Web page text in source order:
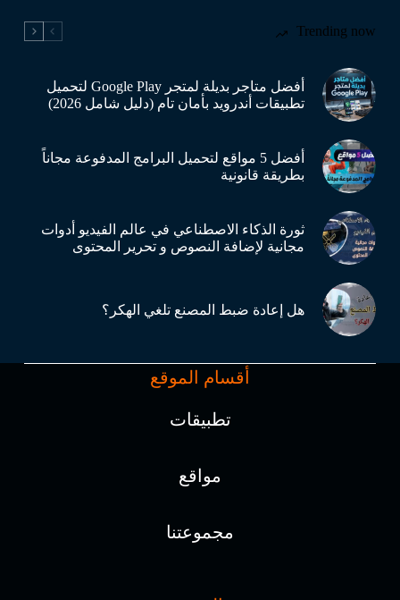
Trending now
أفضل متاجر بديلة لمتجر Google Play لتحميل
تطبيقات أندرويد بأمان تام (دليل شامل 2026)
أفضل 5 مواقع لتحميل البرامج المدفوعة مجاناً
بطريقة قانونية
ثورة الذكاء الاصطناعي في عالم الفيديو أدوات
مجانية لإضافة النصوص و تحرير المحتوى
هل إعادة ضبط المصنع تلغي الهكر؟
أقسام الموقع
تطبيقات
مواقع
مجموعتنا